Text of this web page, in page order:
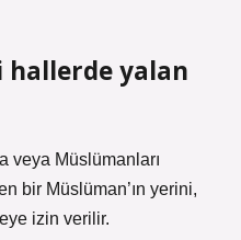
hallerde yalan
veya Müslümanları
bir Müslüman’ın yerini,
izin verilir.